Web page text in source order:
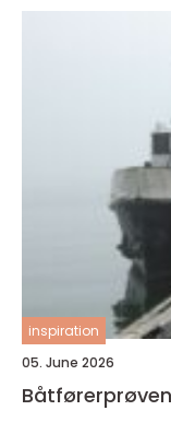
inspiration
05. June 2026
Båtførerprøven